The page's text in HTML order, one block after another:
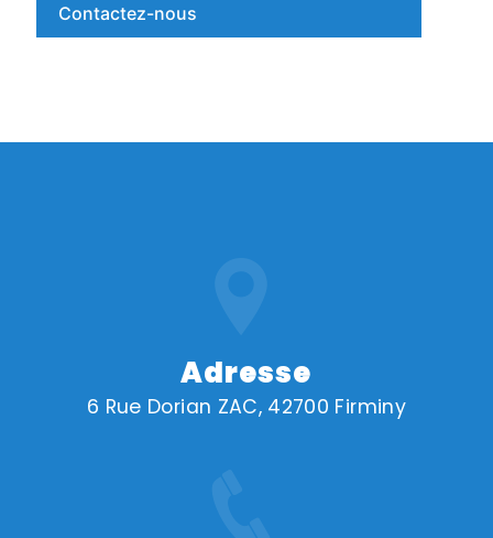
Contactez-nous
Adresse
6 Rue Dorian ZAC, 42700 Firminy